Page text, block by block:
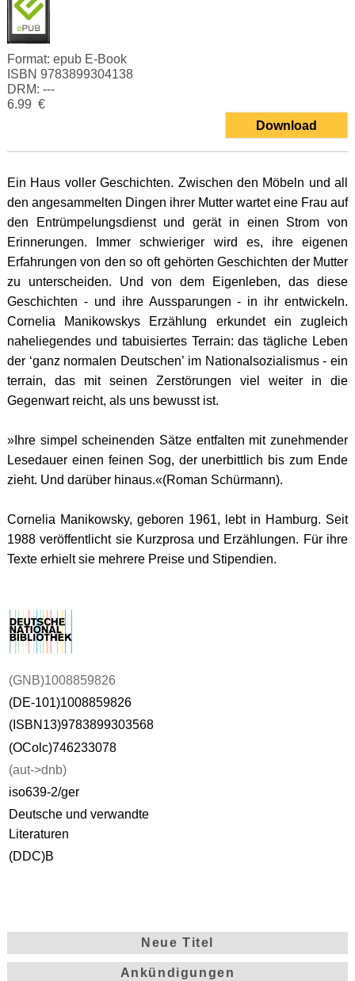
Format: epub E-Book
ISBN 9783899304138
DRM: ---
6.99 €
Download
Ein Haus voller Geschichten. Zwischen den Möbeln und all
den angesammelten Dingen ihrer Mutter wartet eine Frau auf
den Entrümpelungsdienst und gerät in einen Strom von
Erinnerungen. Immer schwieriger wird es, ihre eigenen
Erfahrungen von den so oft gehörten Geschichten der Mutter
zu unterscheiden. Und von dem Eigenleben, das diese
Geschichten - und ihre Aussparungen - in ihr entwickeln.
Cornelia Manikowskys Erzählung erkundet ein zugleich
naheliegendes und tabuisiertes Terrain: das tägliche Leben
der ‘ganz normalen Deutschen’ im Nationalsozialismus - ein
terrain, das mit seinen Zerstörungen viel weiter in die
Gegenwart reicht, als uns bewusst ist.
»Ihre simpel scheinenden Sätze entfalten mit zunehmender
Lesedauer einen feinen Sog, der unerbittlich bis zum Ende
zieht. Und darüber hinaus.«(Roman Schürmann).
Cornelia Manikowsky, geboren 1961, lebt in Hamburg. Seit
1988 veröffentlicht sie Kurzprosa und Erzählungen. Für ihre
Texte erhielt sie mehrere Preise und Stipendien.
(GNB)1008859826
(DE-101)1008859826
(ISBN13)9783899303568
(OColc)746233078
(aut->dnb)
iso639-2/ger
Deutsche und verwandte
Literaturen
(DDC)B
Neue Titel
Ankündigungen